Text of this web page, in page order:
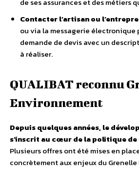
de ses assurances et des métiers
Contacter l’artisan ou
ou via la messagerie électronique
demande de devis avec un
à réaliser.
QUALIBAT reconnu
Environnement
Depuis quelques années, le
s’inscrit au cœur de la politique de
Plusieurs offres ont été mises en
concrètement aux enjeux du